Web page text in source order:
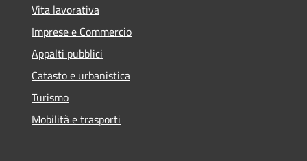
Vita lavorativa
Imprese e Commercio
Appalti pubblici
Catasto e urbanistica
Turismo
Mobilità e trasporti